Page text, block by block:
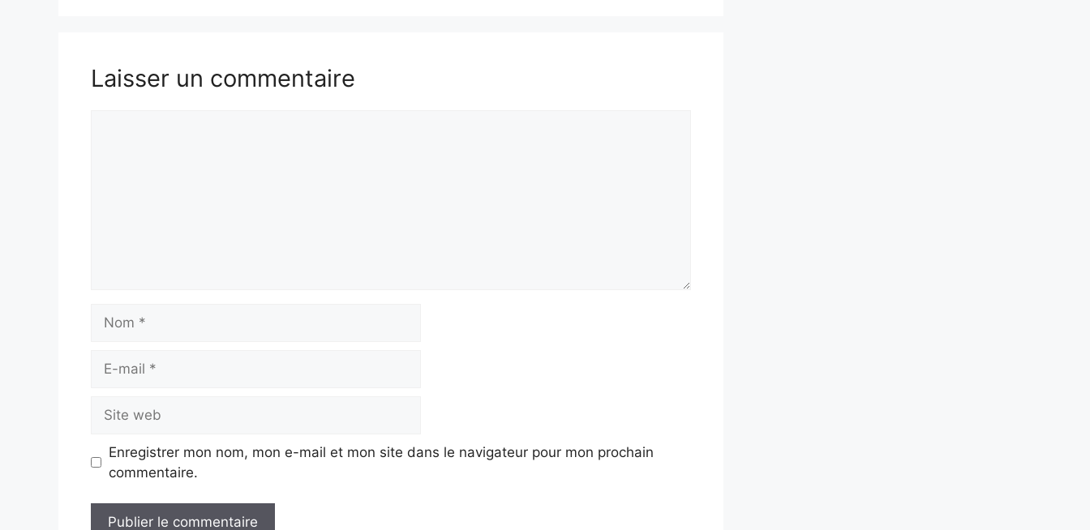
Laisser un commentaire
mail
web
Enregistrer mon nom, mon e-mail et mon site dans le navigateur pour mon prochain
commentaire.